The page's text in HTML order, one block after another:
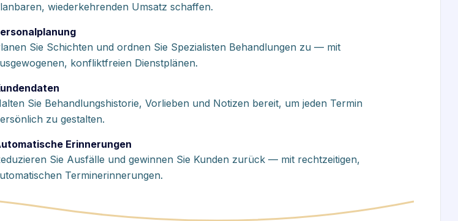
wiederkehrenden Umsatz schaffen.
Sie Schichten und ordnen Sie Spezialisten Behandlungen zu — mit
konfliktfreien Dienstplänen.
Sie Behandlungshistorie, Vorlieben und Notizen bereit, um jeden Termin
zu gestalten.
Erinnerungen
Sie Ausfälle und gewinnen Sie Kunden zurück — mit rechtzeitigen,
Terminerinnerungen.